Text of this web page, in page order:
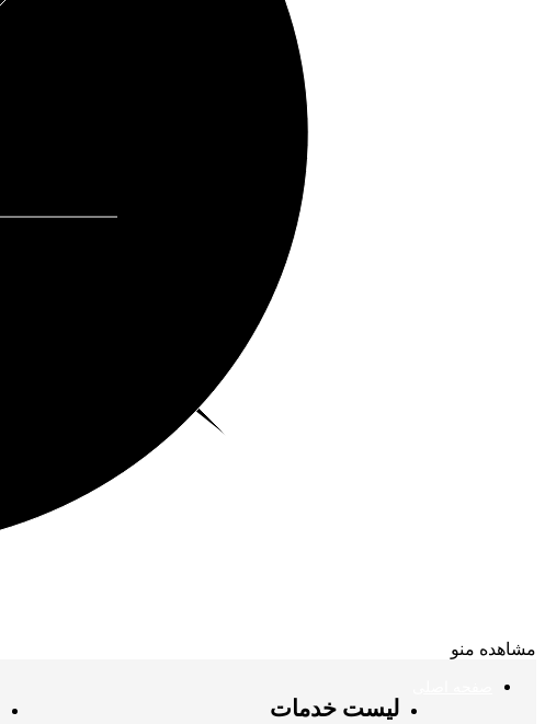
مشاهده منو
لیست خدمات